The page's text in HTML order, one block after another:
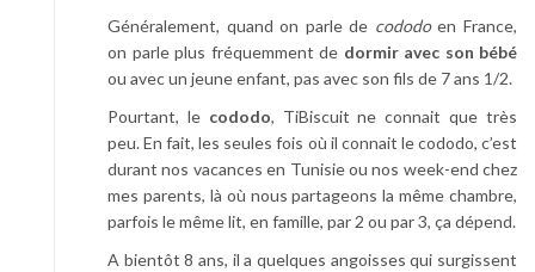
Généralement, quand on parle de cododoen France,
on parle plus fréquemment de dormir avec son bébé
ou avec un jeune enfant, pas avec son fils de 7 ans 1/2.
Pourtant, le cododo, TiBiscuit ne connait que très
peu. En fait, les seules fois où il connait le cododo, c’est
durant nos vacances en Tunisie ou nos week-end chez
mes parents, là où nous partageons la même chambre,
parfois le même lit, en famille, par 2 ou par 3, ça dépend.
A bientôt 8 ans, il a quelques angoisses qui surgissent